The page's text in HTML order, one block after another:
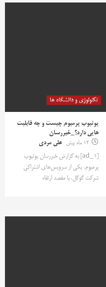
تکنولوژی و دانشگاه ها
یوتیوب پرمیوم چیست و چه قابلیت
هایی دارد؟_خبررسان
12 ماه پیش
علی مردی
[ad_1] به گزارش خبررسان یوتیوب
پرمیوم، یکی از سرویس‌های اشتراکی
شرکت گوگل، با مقصد ارتقاء